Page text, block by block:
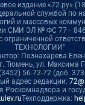
издание «72.ру»
службой по
и массовых
СМИ ЭЛ № ФС 77–
ограниченной
ТЕХНОЛОГИИ"
Познахарева
Тюмень, ул. Максима
56-72-72 (доб.
адрес редакции:
Роскомнадзора и
Техподдержка: